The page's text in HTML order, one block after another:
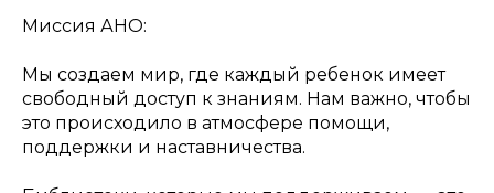
Миссия АНО:
Мы создаем мир, где каждый ребенок имеет
свободный доступ к знаниям. Нам важно, чтобы
это происходило в атмосфере помощи,
поддержки и наставничества.